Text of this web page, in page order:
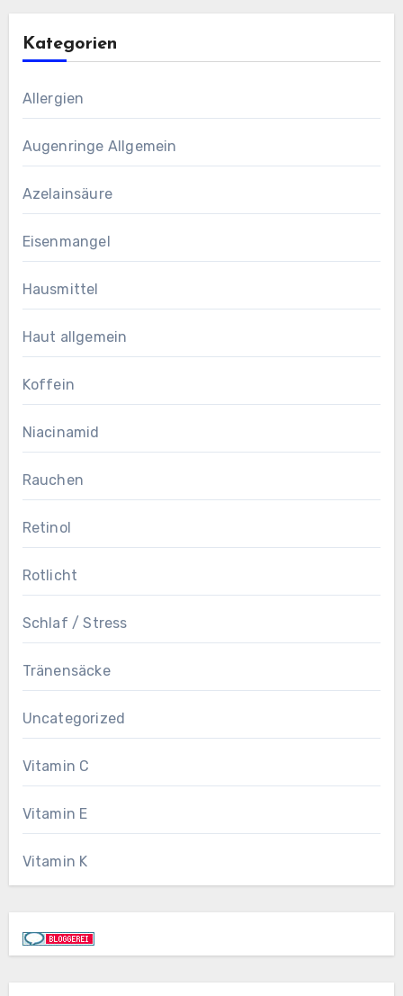
Kategorien
Allergien
Augenringe Allgemein
Azelainsäure
Eisenmangel
Hausmittel
Haut allgemein
Koffein
Niacinamid
Rauchen
Retinol
Rotlicht
Schlaf / Stress
Tränensäcke
Uncategorized
Vitamin C
Vitamin E
Vitamin K